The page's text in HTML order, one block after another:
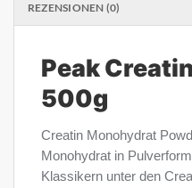
REZENSIONEN (0)
Peak
500g
Creatin Monohydrat
Monohydrat in
Klassikern unter den